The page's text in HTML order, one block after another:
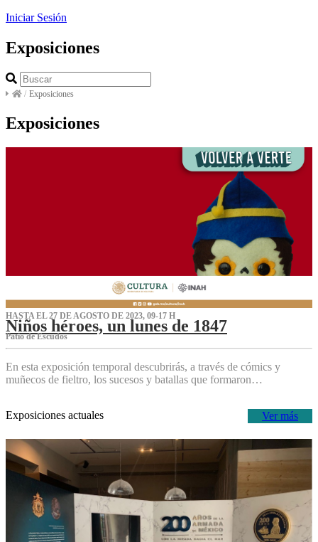
Iniciar Sesión
Exposiciones
/ Exposiciones
Exposiciones
HASTA EL 27 DE AGOSTO DE 2023, 09-17 H
Niños héroes, un lunes de 1847
Patio de Escudos
En esta exposición temporal descubrirás, a través de cómics y
muñecos de fieltro, los sucesos y batallas que formaron…
Ver más
Exposiciones actuales